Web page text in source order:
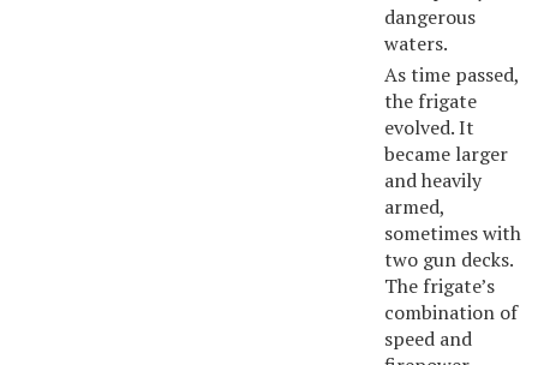
dangerous
waters.
As time passed,
the frigate
evolved. It
became larger
and heavily
armed,
sometimes with
two gun decks.
The frigate’s
combination of
speed and